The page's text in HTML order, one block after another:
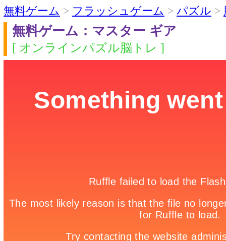
無料ゲーム > フラッシュゲーム > パズル >
無料ゲーム：マスター ギア
[ オンラインパズル脳トレ ]